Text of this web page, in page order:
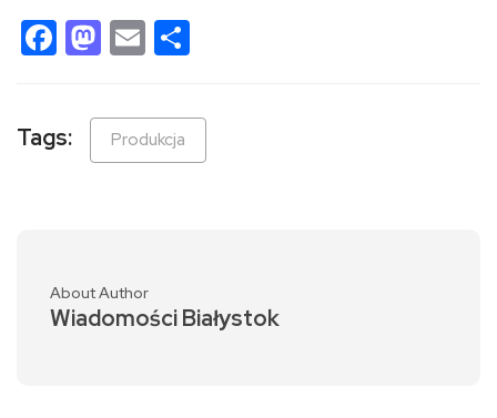
Facebook
Mastodon
Email
Tags: Produkcja
About Author
Wiadomości Białystok